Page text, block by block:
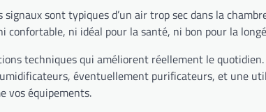
sont typiques d’un air trop sec dans la
confortable, ni idéal pour la santé, ni bon pour la
techniques qui améliorent réellement le
éventuellement purificateurs, et une
vos équipements.